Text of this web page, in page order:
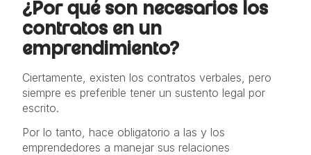
¿Por qué son necesarios los
contratos en un
emprendimiento?
Ciertamente, existen los contratos verbales, pero
siempre es preferible tener un sustento legal por
escrito.
Por lo tanto, hace obligatorio a las y los
emprendedores a manejar sus relaciones